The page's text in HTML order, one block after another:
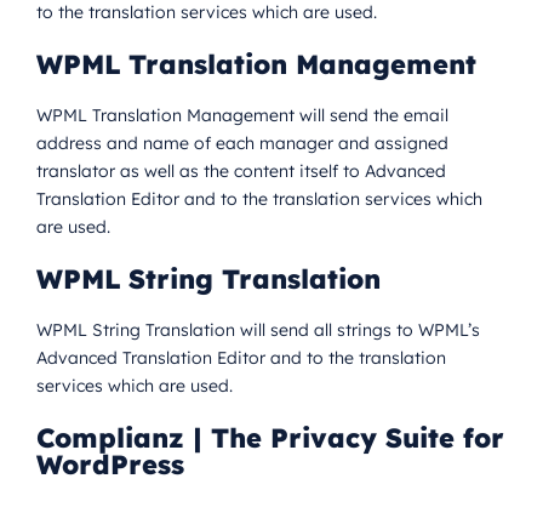
to the translation services which are used.
WPML Translation Management
WPML Translation Management will send the email
address and name of each manager and assigned
translator as well as the content itself to Advanced
Translation Editor and to the translation services which
are used.
WPML String Translation
WPML String Translation will send all strings to WPML’s
Advanced Translation Editor and to the translation
services which are used.
Complianz | The Privacy Suite for
WordPress